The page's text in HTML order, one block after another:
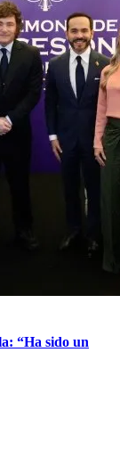
“Ha sido un